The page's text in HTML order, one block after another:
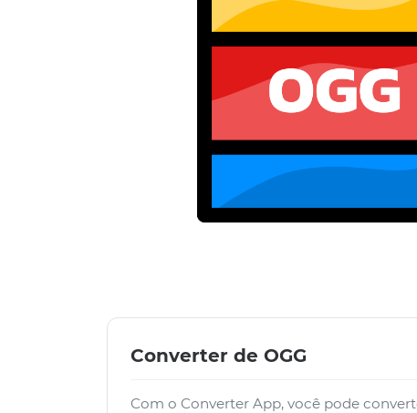
Converter de OGG
Com o Converter App, você pode